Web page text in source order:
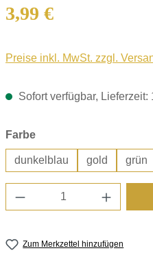
Regulärer Preis:
3,99 €
Preise inkl. MwSt. zzgl.
Sofort verfügbar, Lieferzeit:
Farbeauswählen
dunkelblau gold grün
Produkt Anzahl:
Zum Merkzettel hinzufügen